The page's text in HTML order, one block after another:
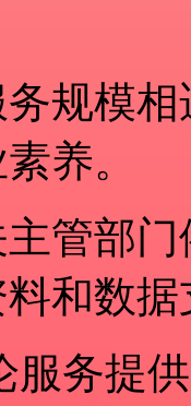
务规模
养。
主管部
和数
服务提